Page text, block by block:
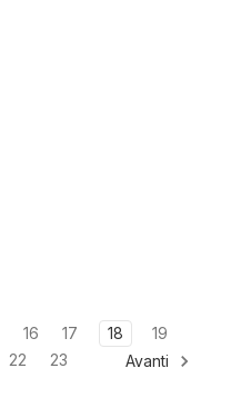
16 17 18
19
22 23 Avanti